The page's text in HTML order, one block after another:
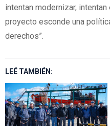
intentan modernizar,
proyecto esconde una
derechos”.
LEÉ TAMBIÉN: